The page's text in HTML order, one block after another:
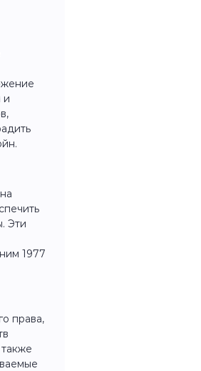
и
Эти
1977
права,